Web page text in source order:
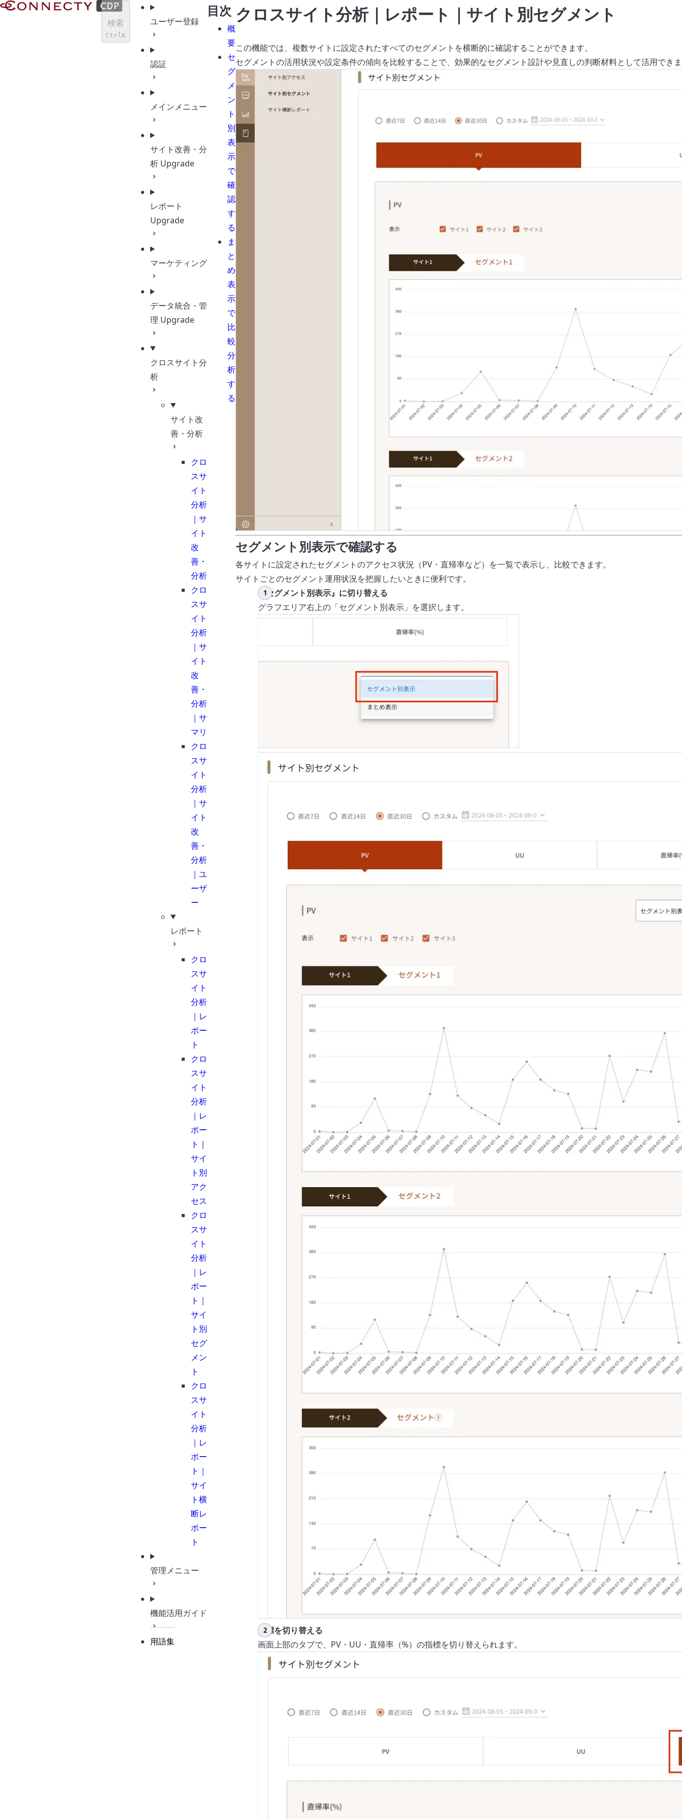
Documents | CONNECTY CDP
検索
CtrlK
ユーザー登録
認証
メインメニュー
サイト改善・分
析 Upgrade
レポート
Upgrade
マーケティング
データ統合・管
理 Upgrade
クロスサイト分
析
サイト改
善・分析
クロ
スサ
イト
分析
｜サ
イト
改
善・
分析
クロ
スサ
イト
分析
｜サ
イト
改
善・
分析
｜サ
マリ
クロ
スサ
イト
分析
｜サ
イト
改
善・
分析
｜ユ
ーザ
ー
レポート
クロ
スサ
イト
分析
｜レ
ポー
ト
クロ
スサ
イト
分析
｜レ
ポー
ト｜
サイ
ト別
アク
セス
クロ
スサ
イト
分析
｜レ
ポー
ト｜
サイ
ト別
セグ
メン
ト
クロ
スサ
イト
分析
｜レ
ポー
ト｜
サイ
ト横
断レ
ポー
ト
管理メニュー
機能活用ガイド
用語集
目次
概
要
セ
グ
メ
ン
ト
別
表
示
で
確
認
す
る
ま
と
め
表
示
で
比
較
分
析
す
る
クロスサイト分析｜レポート｜サイト別セグメント
この機能では、複数サイトに設定されたすべてのセグメントを横断的に確認することができます。
セグメントの活用状況や設定条件の傾向を比較することで、効果的なセグメント設計や見直しの判断材料として活用でき
セグメント別表示で確認する
各サイトに設定されたセグメントのアクセス状況（PV・直帰率など）を一覧で表示し、比較できます。
サイトごとのセグメント運用状況を把握したいときに便利です。
『セグメント別表示』に切り替える
グラフエリア右上の「セグメント別表示」を選択します。
指標を切り替える
画面上部のタブで、PV・UU・直帰率（%）の指標を切り替えられます。